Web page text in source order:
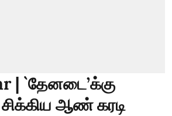
| `தேனடை’க்கு
ஆண் கரடி